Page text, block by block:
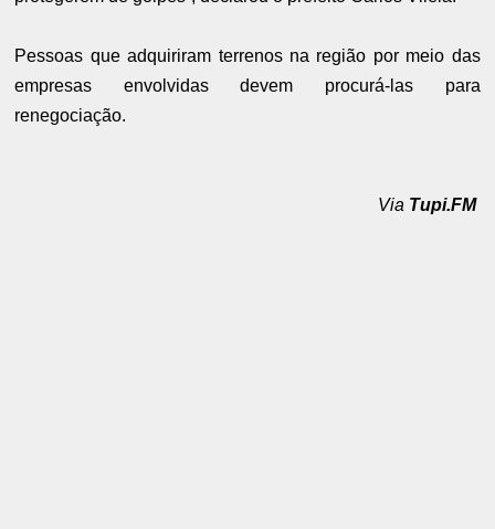
Pessoas que adquiriram terrenos na região por meio das
empresas envolvidas devem procurá-las para
renegociação.
Via Tupi.FM